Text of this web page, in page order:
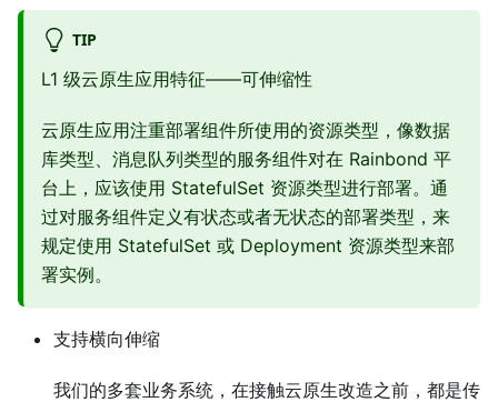
TIP
L1 级云原生应用特征——可伸缩性
云原生应用注重部署组件所使用的资源类型，像数据
库类型、消息队列类型的服务组件对在 Rainbond 平
台上，应该使用 StatefulSet 资源类型进行部署。通
过对服务组件定义有状态或者无状态的部署类型，来
规定使用 StatefulSet 或 Deployment 资源类型来部
署实例。
支持横向伸缩
我们的多套业务系统，在接触云原生改造之前，都是传